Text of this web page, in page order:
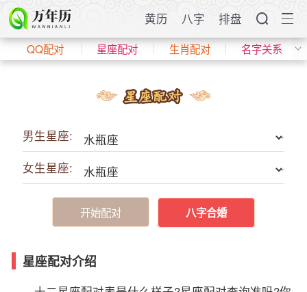
黄历 八字 排盘
QQ配对 星座配对 生肖配对 名字关系
男生星座:
女生星座:
开始配对 八字合婚
星座配对介绍